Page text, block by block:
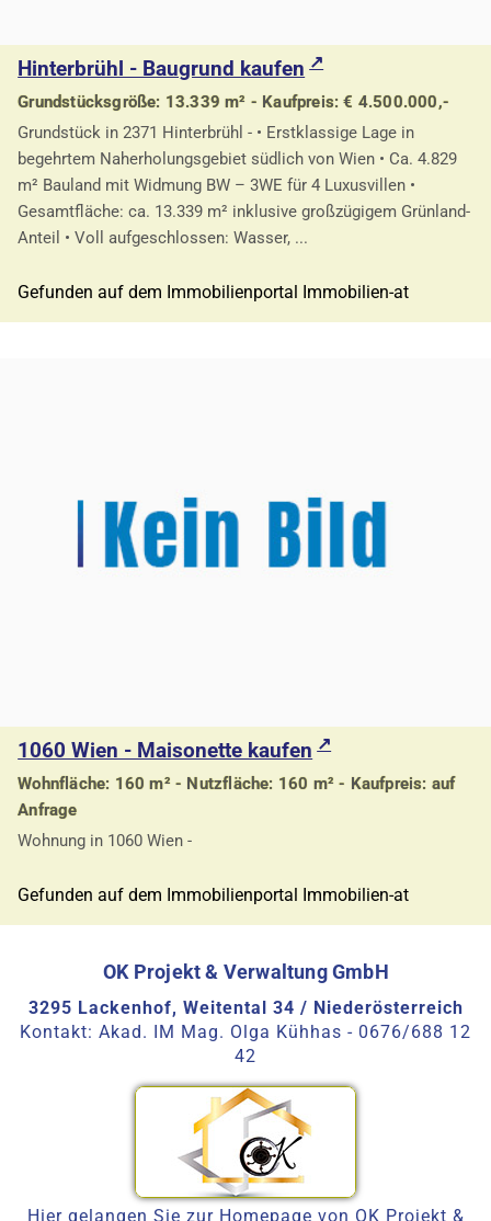
Hinterbrühl - Baugrund kaufen
Grundstücksgröße: 13.339 m² - Kaufpreis: € 4.500.000,-
Grundstück in 2371 Hinterbrühl - • Erstklassige Lage in
begehrtem Naherholungsgebiet südlich von Wien • Ca. 4.829
m² Bauland mit Widmung BW – 3WE für 4 Luxusvillen •
Gesamtfläche: ca. 13.339 m² inklusive großzügigem Grünland-
Anteil • Voll aufgeschlossen: Wasser, ...
Gefunden auf dem Immobilienportal Immobilien-at
1060 Wien - Maisonette kaufen
Wohnfläche: 160 m² - Nutzfläche: 160 m² - Kaufpreis: auf
Anfrage
Wohnung in 1060 Wien -
Gefunden auf dem Immobilienportal Immobilien-at
OK Projekt & Verwaltung GmbH
3295 Lackenhof, Weitental 34 / Niederösterreich
Kontakt: Akad. IM Mag. Olga Kühhas - 0676/688 12
42
Hier gelangen Sie zur Homepage von OK Projekt &